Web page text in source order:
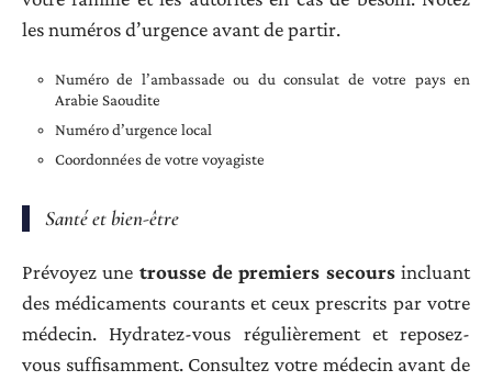
les numéros d’urgence avant de partir.
Numéro de l’ambassade ou du consulat de votre pays en
Arabie Saoudite
Numéro d’urgence local
Coordonnées de votre voyagiste
Santé et bien-être
Prévoyez une trousse de premiers secoursincluant
des médicaments courants et ceux prescrits par votre
médecin. Hydratez-vous régulièrement et reposez-
vous suffisamment. Consultez votre médecin avant de